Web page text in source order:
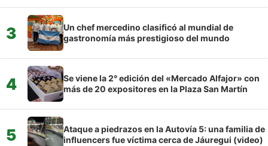
3
Un chef mercedino clasificó al mundial de
gastronomía más prestigioso del mundo
4
Se viene la 2° edición del «Mercado Alfajor» con
más de 20 expositores en la Plaza San Martín
5
Ataque a piedrazos en la Autovía 5: una familia de
influencers fue víctima cerca de Jáuregui (video)